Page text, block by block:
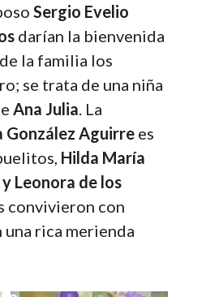
Sergio Evelio
darían la bienvenida
la familia los
se trata de una niña
Ana Julia. La
González Aguirrees
Hilda María
Leonora de los
convivieron con
rica merienda